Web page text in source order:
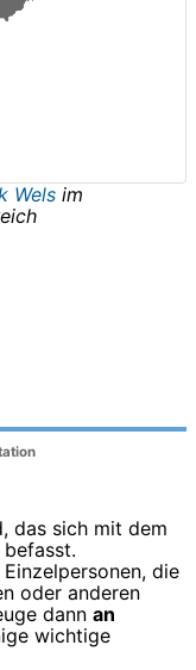
Wels im
das sich mit dem
befasst.
die
oder anderen
dann an
wichtige